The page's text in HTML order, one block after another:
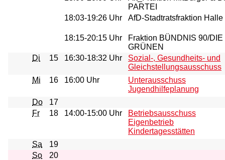
PARTEI
18:03-19:26 Uhr
AfD-Stadtratsfraktion Halle
18:15-20:15 Uhr
Fraktion BÜNDNIS 90/DIE
GRÜNEN
Di
15 16:30-18:32 Uhr
Sozial-, Gesundheits- und
Gleichstellungsausschuss
Mi
16 16:00 Uhr
Unterausschuss
Jugendhilfeplanung
Do
17
Fr
18 14:00-15:00 Uhr
Betriebsausschuss
Eigenbetrieb
Kindertagesstätten
Sa
19
So
20